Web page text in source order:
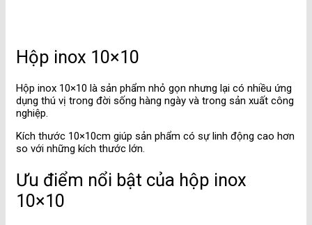
Hộp inox 10×10
Hộp inox 10×10 là sản phẩm nhỏ gọn nhưng lại có nhiều ứng
dụng thú vị trong đời sống hàng ngày và trong sản xuất công
nghiệp.
Kích thước 10×10cm giúp sản phẩm có sự linh động cao hơn
so với những kích thước lớn.
Ưu điểm nổi bật của hộp inox
10×10